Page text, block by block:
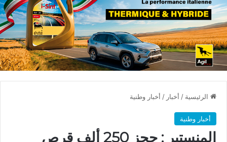
الرئيسية / أخبار / أخبار وطنية
أخبار وطنية
المنستير : حجز 250 ألف قرص